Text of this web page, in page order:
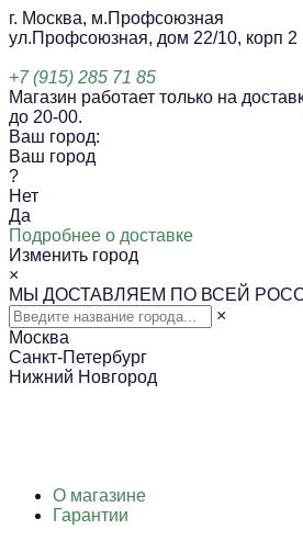
г. Москва, м.Профсоюзная
ул.Профсоюзная, дом 22/10, корп 2
+7 (915) 285 71 85
Магазин работает только на
до 20-00.
Ваш город:
Ваш город
?
Нет
Да
Подробнее о доставке
Изменить город
×
МЫ ДОСТАВЛЯЕМ ПО ВСЕЙ
×
Москва
Санкт-Петербург
Нижний Новгород
О магазине
Гарантии